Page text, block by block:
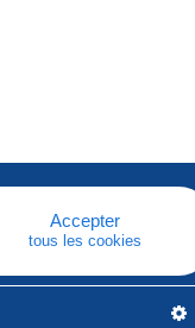
Accepter
tous les cookies